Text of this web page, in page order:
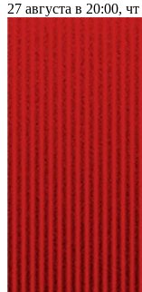
27 августа в 20:00, чт